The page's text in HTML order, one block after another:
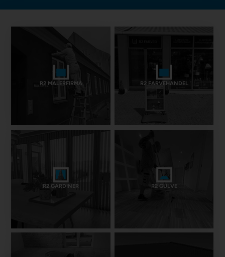
R2 MALERFIRMA R2 FARVEHANDEL
R2 GARDINER R2 GULVE